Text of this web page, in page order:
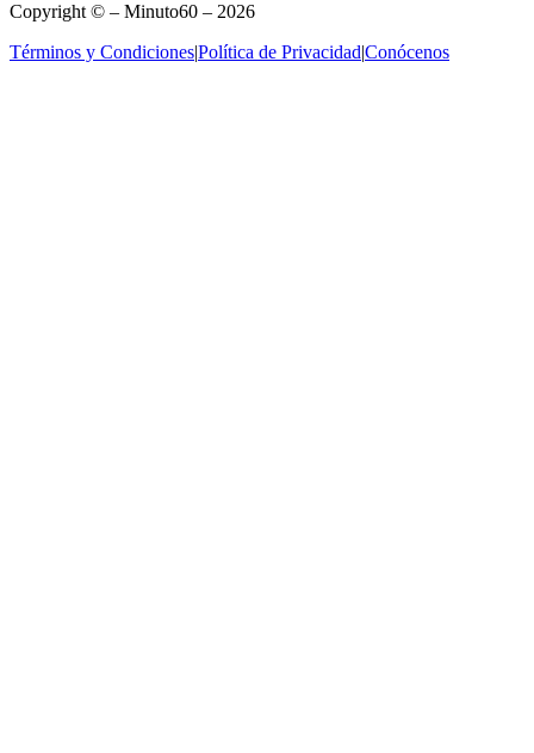
Copyright © – Minuto60 – 2026
Términos y Condiciones|Política de Privacidad|Conócenos